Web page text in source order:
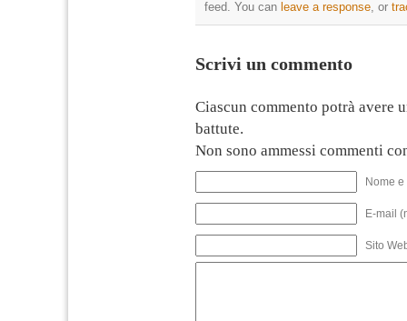
feed. You can leave a response , or
Scrivi un commento
Ciascun commento potrà avere
battute.
Non sono ammessi commenti
Nome
E-mail
Sito